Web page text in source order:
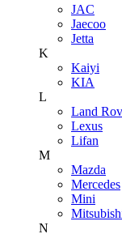
JAC
Jaecoo
Jetta
K
Kaiyi
KIA
L
Land
Lexus
Lifan
M
Mazda
Mercedes
Mini
N